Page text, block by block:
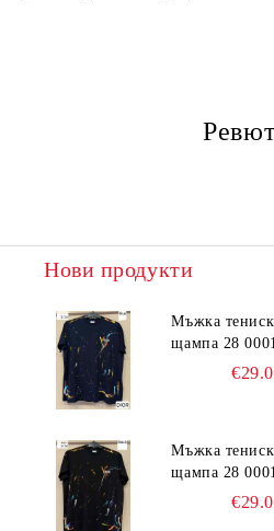
Нови продукти
Мъжка
щампа 28
Мъжка
щампа 28